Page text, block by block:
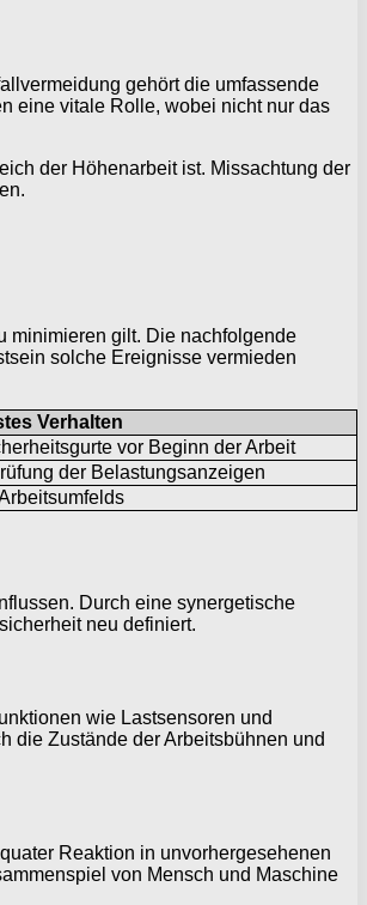
gehört die umfassende
eine vitale Rolle, wobei nicht nur das
der Höhenarbeit ist. Missachtung der
minimieren gilt. Die nachfolgende
solche Ereignisse vermieden
Verhalten
vor Beginn der Arbeit
der Belastungsanzeigen
Durch eine synergetische
neu definiert.
wie Lastsensoren und
die Zustände der Arbeitsbühnen und
Reaktion in unvorhergesehenen
von Mensch und Maschine